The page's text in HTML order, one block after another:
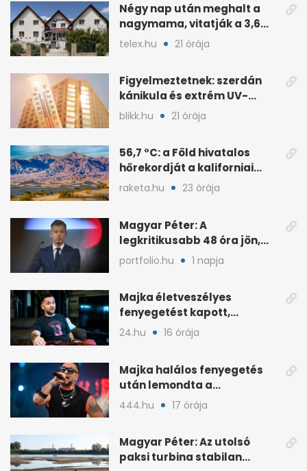
Négy nap után meghalt a
nagymama, vitatják a 3,6
milliós gondozási díjat
telex.hu 21 órája
Figyelmeztetnek: szerdán
kánikula és extrém UV-
terhelés jön
blikk.hu 21 órája
56,7 °C: a Föld hivatalos
hőrekordját a kaliforniai
Death Valley tartja
raketa.hu 23 órája
Magyar Péter: A
legkritikusabb 48 óra jön,
ahol lehet, legyen home
office
portfolio.hu 1 napja
Majka életveszélyes
fenyegetést kapott,
lemondta az erdélyi
24.hu 16 órája
Majka halálos fenyegetés
után lemondta a
sepsiszentgyörgyi koncertet
444.hu 17 órája
Magyar Péter: Az utolsó
paksi turbina stabilan